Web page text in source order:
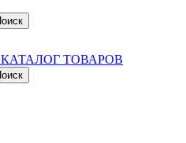
КАТАЛОГ ТОВАРОВ